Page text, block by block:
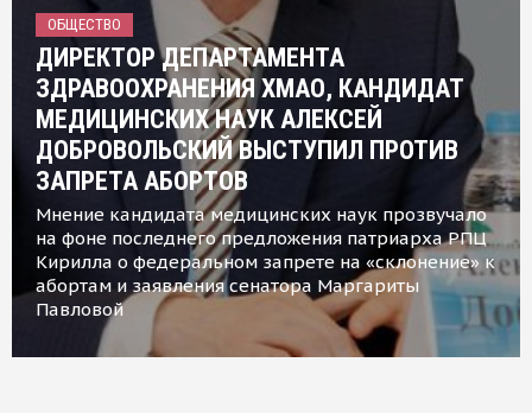
ОБЩЕСТВО
ДИРЕКТОР ДЕПАРТАМЕНТА
ЗДРАВООХРАНЕНИЯ ХМАО, КАНДИДАТ
МЕДИЦИНСКИХ НАУК АЛЕКСЕЙ
ДОБРОВОЛЬСКИЙ ВЫСТУПИЛ ПРОТИВ
ЗАПРЕТА АБОРТОВ
Мнение кандидата медицинских наук прозвучало
на фоне последнего предложения патриарха РПЦ
Кирилла о федеральном запрете на «склонение» к
абортам и заявления сенатора Маргариты
Павловой